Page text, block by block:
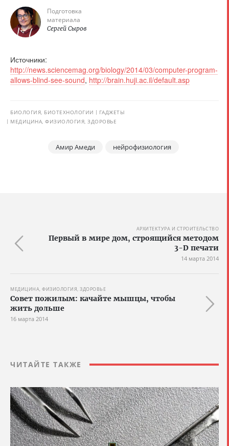
Подготовка
материала
Сергей Сыров
Источники:
http://news.sciencemag.org/biology/2014/03/computer-program-
allows-blind-see-sound, http://brain.huji.ac.il/default.asp
БИОЛОГИЯ, БИОТЕХНОЛОГИИ
ГАДЖЕТЫ
МЕДИЦИНА, ФИЗИОЛОГИЯ, ЗДОРОВЬЕ
Амир Амеди нейрофизиология
АРХИТЕКТУРА И СТРОИТЕЛЬСТВО
Первый в мире дом, строящийся методом
3-D печати
14 марта 2014
МЕДИЦИНА, ФИЗИОЛОГИЯ, ЗДОРОВЬЕ
Совет пожилым: качайте мышцы, чтобы
жить дольше
16 марта 2014
ЧИТАЙТЕ ТАКЖЕ